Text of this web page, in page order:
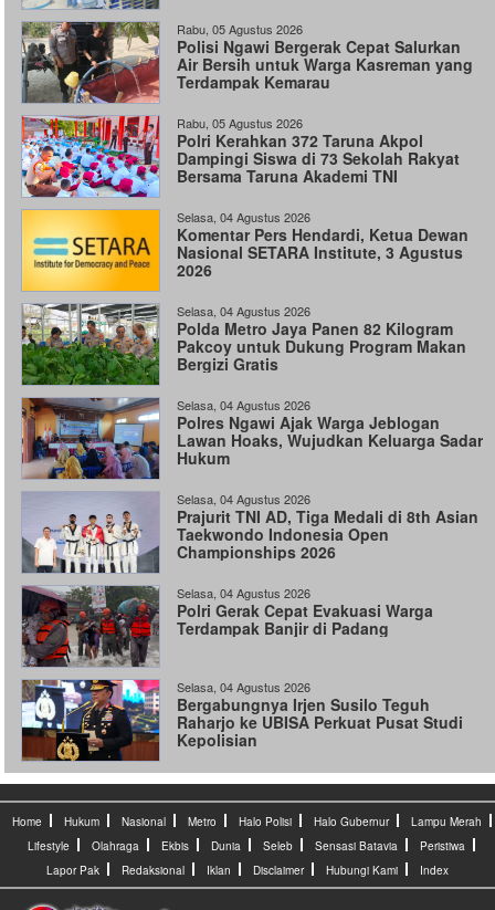
Rabu, 05 Agustus 2026
Polisi Ngawi Bergerak Cepat Salurkan
Air Bersih untuk Warga Kasreman yang
Terdampak Kemarau
Rabu, 05 Agustus 2026
Polri Kerahkan 372 Taruna Akpol
Dampingi Siswa di 73 Sekolah Rakyat
Bersama Taruna Akademi TNI
Selasa, 04 Agustus 2026
Komentar Pers Hendardi, Ketua Dewan
Nasional SETARA Institute, 3 Agustus
2026
Selasa, 04 Agustus 2026
Polda Metro Jaya Panen 82 Kilogram
Pakcoy untuk Dukung Program Makan
Bergizi Gratis
Selasa, 04 Agustus 2026
Polres Ngawi Ajak Warga Jeblogan
Lawan Hoaks, Wujudkan Keluarga Sadar
Hukum
Selasa, 04 Agustus 2026
Prajurit TNI AD, Tiga Medali di 8th Asian
Taekwondo Indonesia Open
Championships 2026
Selasa, 04 Agustus 2026
Polri Gerak Cepat Evakuasi Warga
Terdampak Banjir di Padang
Selasa, 04 Agustus 2026
Bergabungnya Irjen Susilo Teguh
Raharjo ke UBISA Perkuat Pusat Studi
Kepolisian
Home Hukum Nasional Metro Halo Polisi Halo Gubernur
Lampu Merah
Lifestyle
Olahraga Ekbis Dunia Seleb Sensasi Batavia
Peristiwa
Lapor Pak
Redaksional Iklan Disclaimer Hubungi Kami Index